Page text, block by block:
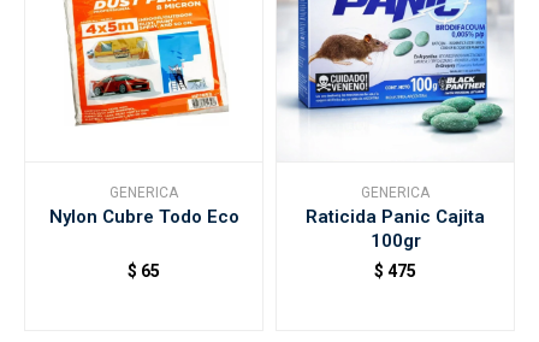
GENERICA
Nylon Cubre Todo Eco
$ 65
GENERICA
Raticida Panic Cajita
100gr
$ 475